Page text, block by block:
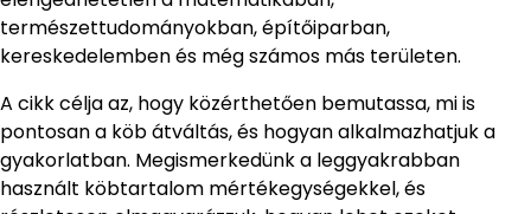
természettudományokban, építőiparban,
kereskedelemben és még számos más területen.
A cikk célja az, hogy közérthetően bemutassa, mi is
pontosan a köb átváltás, és hogyan alkalmazhatjuk a
gyakorlatban. Megismerkedünk a leggyakrabban
használt köbtartalom mértékegységekkel, és